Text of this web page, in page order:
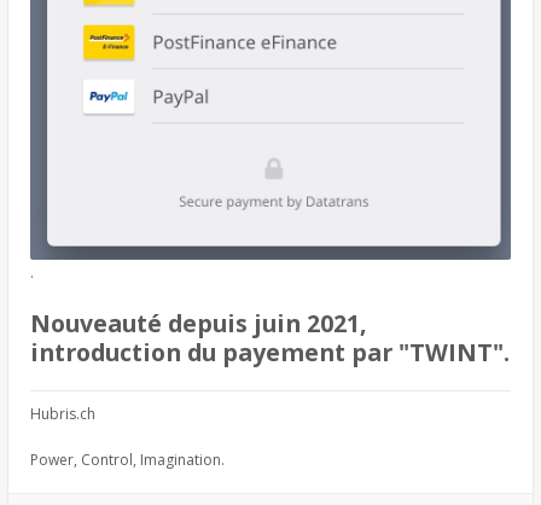
.
Nouveauté depuis juin 2021,
introduction du payement par "TWINT".
Hubris.ch
Power, Control, Imagination.